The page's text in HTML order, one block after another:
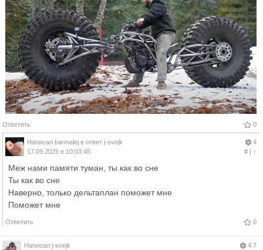
Ответить 0
Написал barmalej в ответ j-svejk
17.09.2025 в 10:03:45
4
#| ↑
Меж нами памяти туман, ты как во сне
Ты как во сне
Наверно, только дельтаплан поможет мне
Поможет мне
Ответить 0
Написал j-svejk
4.7